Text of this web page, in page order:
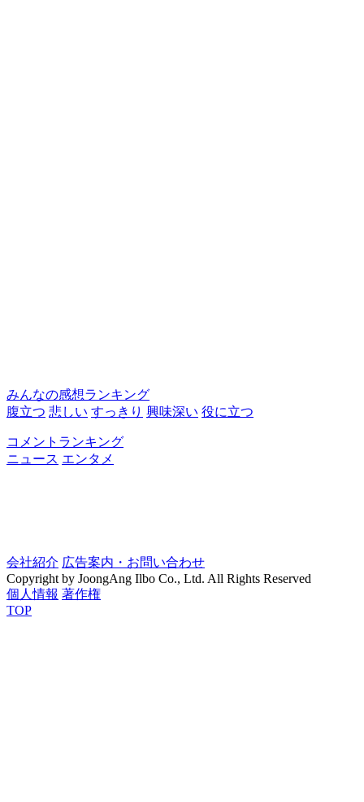
みんなの感想ランキング
腹立つ 悲しい すっきり 興味深い 役に立つ
コメントランキング
ニュース エンタメ
会社紹介 広告案内・お問い合わせ
Copyright by JoongAng Ilbo Co., Ltd. All Rights Reserved
個人情報 著作権
TOP